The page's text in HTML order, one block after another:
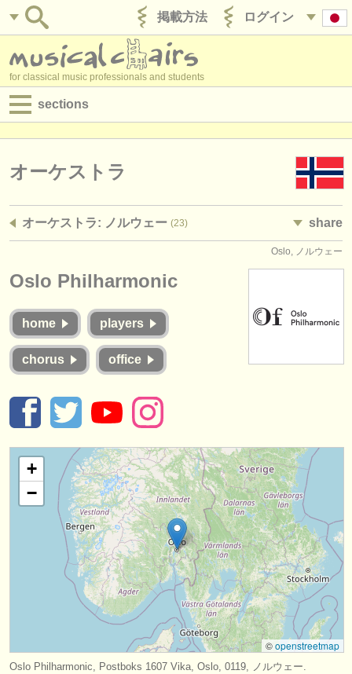
ログイン
掲載方法
for classical music professionals and students
sections
求人情報 (演奏関係の職)
求人情報 (管理者関連の職)
コンクール
楽器の販売
盗まれた楽器
ディレクトリー:
オーケストラ
音楽学校
ユース オーケストラ
musicalchairs:
musicalchairsについて
お問い合わせ
rss feeds
オーケストラ
オーケストラ: ノルウェー (23) share
Oslo, ノルウェー
Oslo Philharmonic
home players
chorus office
+
−
©openstreetmap
Oslo Philharmonic, Postboks 1607 Vika, Oslo, 0119, ノルウェー.